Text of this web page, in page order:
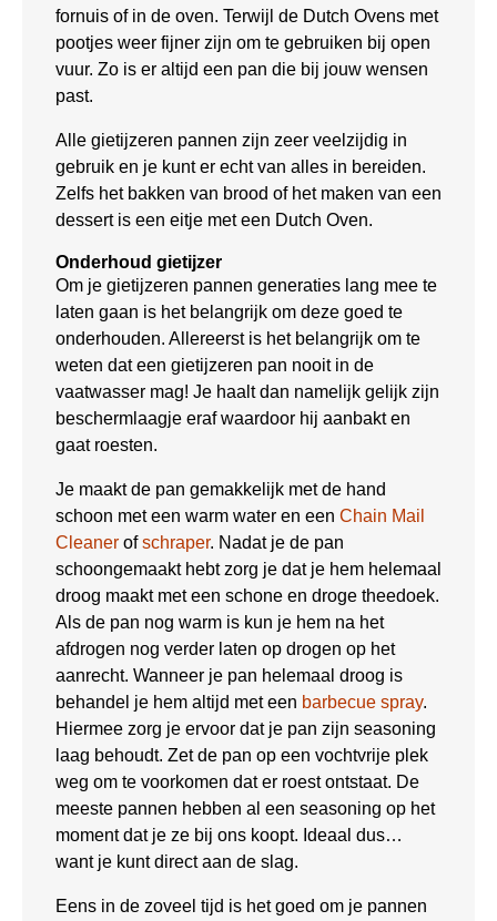
fornuis of in de oven. Terwijl de Dutch Ovens met
pootjes weer fijner zijn om te gebruiken bij open
vuur. Zo is er altijd een pan die bij jouw wensen
past.
Alle gietijzeren pannen zijn zeer veelzijdig in
gebruik en je kunt er echt van alles in bereiden.
Zelfs het bakken van brood of het maken van een
dessert is een eitje met een Dutch Oven.
Onderhoud gietijzer
Om je gietijzeren pannen generaties lang mee te
laten gaan is het belangrijk om deze goed te
onderhouden. Allereerst is het belangrijk om te
weten dat een gietijzeren pan nooit in de
vaatwasser mag! Je haalt dan namelijk gelijk zijn
beschermlaagje eraf waardoor hij aanbakt en
gaat roesten.
Je maakt de pan gemakkelijk met de hand
schoon met een warm water en een Chain Mail
Cleaner ofschraper. Nadat je de pan
schoongemaakt hebt zorg je dat je hem helemaal
droog maakt met een schone en droge theedoek.
Als de pan nog warm is kun je hem na het
afdrogen nog verder laten op drogen op het
aanrecht. Wanneer je pan helemaal droog is
behandel je hem altijd met een barbecue spray.
Hiermee zorg je ervoor dat je pan zijn seasoning
laag behoudt. Zet de pan op een vochtvrije plek
weg om te voorkomen dat er roest ontstaat. De
meeste pannen hebben al een seasoning op het
moment dat je ze bij ons koopt. Ideaal dus…
want je kunt direct aan de slag.
Eens in de zoveel tijd is het goed om je pannen